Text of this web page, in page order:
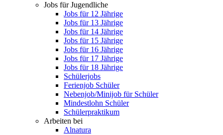
Jobs für Jugendliche
Jobs für 12 Jährige
Jobs für 13 Jährige
Jobs für 14 Jährige
Jobs für 15 Jährige
Jobs für 16 Jährige
Jobs für 17 Jährige
Jobs für 18 Jährige
Schülerjobs
Ferienjob Schüler
Nebenjob/Minijob für Schüler
Mindestlohn Schüler
Schülerpraktikum
Arbeiten bei
Alnatura